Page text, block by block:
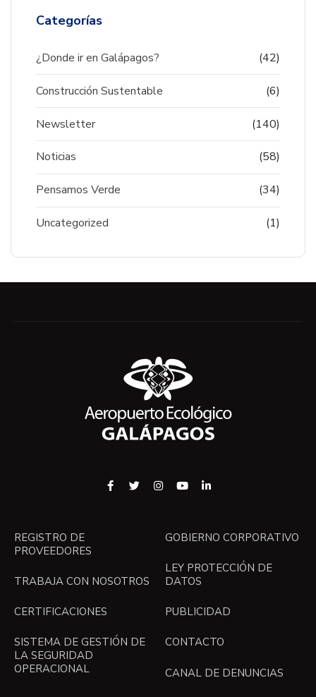
Categorías
¿Donde ir en Galápagos? (42)
Construcción Sustentable (6)
Newsletter (140)
Noticias (58)
Pensamos Verde (34)
Uncategorized (1)
REGISTRO DE
PROVEEDORES
TRABAJA CON NOSOTROS
CERTIFICACIONES
SISTEMA DE GESTIÓN DE
LA SEGURIDAD
OPERACIONAL
GOBIERNO CORPORATIVO
LEY PROTECCIÓN DE
DATOS
PUBLICIDAD
CONTACTO
CANAL DE DENUNCIAS